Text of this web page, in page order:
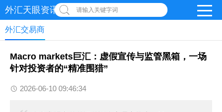
外汇天眼资讯网 请输入关键字词
外汇交易商
Macro markets巨汇：虚假宣传与监管黑箱，一场
针对投资者的“精准围猎”
2026-06-10 09:46:34